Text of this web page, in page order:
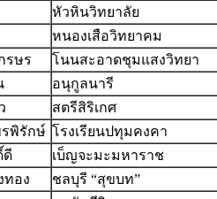
หัวหินวิทยาลัย
หนองเสือวิทยาคม
รษร โนนสะอาดชุมแสงวิทยา
อนุกูลนารี
สตรีสิริเกศ
พิรักษ์ โรงเรียนปทุมคงคา
ดี เบ็ญจะมะมหาราช
ทอง ชลบุรี “สุขบท”